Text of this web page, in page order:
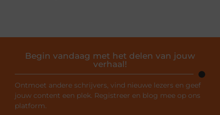
Begin vandaag met het delen van jouw
verhaal!
Ontmoet andere schrijvers, vind nieuwe lezers en geef
jouw content een plek. Registreer en blog mee op ons
platform.